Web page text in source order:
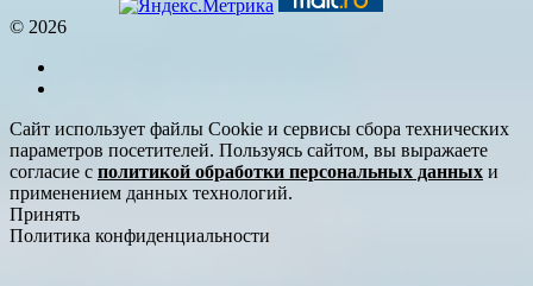
© 2026
Сайт использует файлы Cookie и сервисы сбора технических
параметров посетителей. Пользуясь сайтом, вы выражаете
согласие с политикой обработки персональных данных и
применением данных технологий.
Принять
Политика конфиденциальности